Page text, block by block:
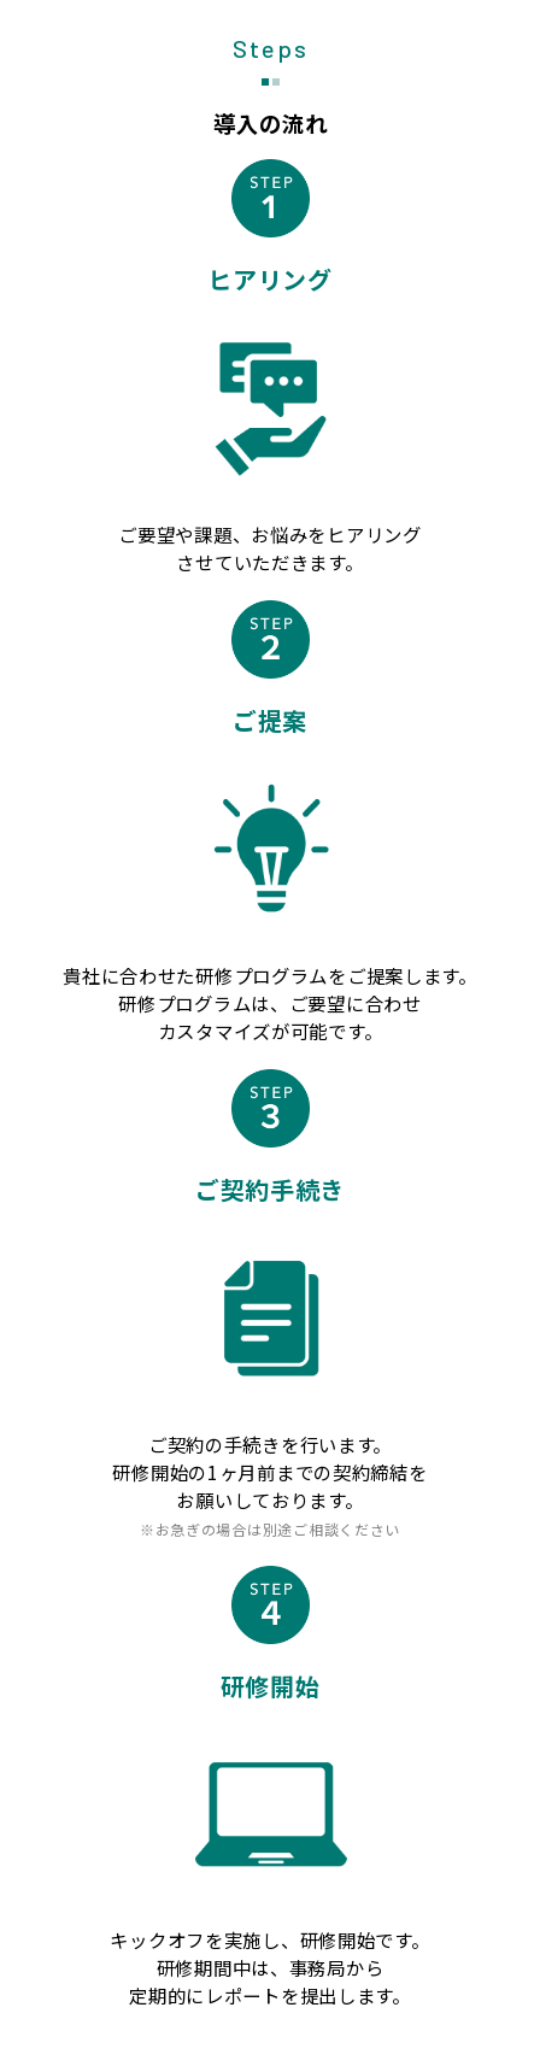
Steps
導入の流れ
ヒアリング
ご要望や課題、お悩みをヒアリング
させていただきます。
ご提案
貴社に合わせた研修プログラムをご提案します。
研修プログラムは、ご要望に合わせ
カスタマイズが可能です。
ご契約手続き
ご契約の手続きを行います。
研修開始の1ヶ月前までの契約締結を
お願いしております。
※お急ぎの場合は別途ご相談ください
研修開始
キックオフを実施し、研修開始です。
研修期間中は、事務局から
定期的にレポートを提出します。